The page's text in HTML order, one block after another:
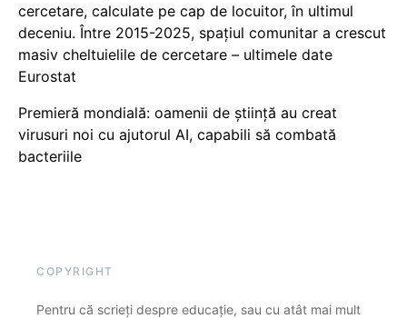
cercetare, calculate pe cap de locuitor, în ultimul
deceniu. Între 2015-2025, spațiul comunitar a crescut
masiv cheltuielile de cercetare – ultimele date
Eurostat
Premieră mondială: oamenii de știință au creat
virusuri noi cu ajutorul AI, capabili să combată
bacteriile
COPYRIGHT
Pentru că scrieți despre educație, sau cu atât mai mult